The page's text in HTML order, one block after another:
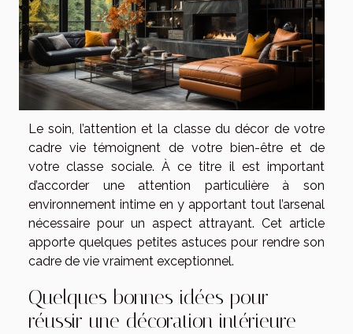
Le soin, l’attention et la classe du décor de votre
cadre vie témoignent de votre bien-être et de
votre classe sociale. À ce titre il est important
d’accorder une attention particulière à son
environnement intime en y apportant tout l’arsenal
nécessaire pour un aspect attrayant. Cet article
apporte quelques petites astuces pour rendre son
cadre de vie vraiment exceptionnel.
Quelques bonnes idées pour
réussir une décoration intérieure